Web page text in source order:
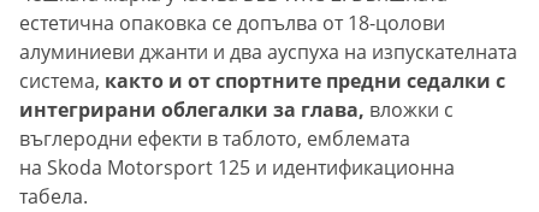
естетична опаковка се допълва от 18-цолови
алуминиеви джанти и два ауспуха на изпускателната
система, както и от спортните предни седалки с
интегрирани облегалки за глава, вложки с
въглеродни ефекти в таблото, емблемата
на Skoda Motorsport 125 и идентификационна
табела.